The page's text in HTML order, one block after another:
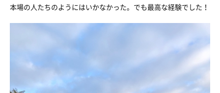
本場の人たちのようにはいかなかった。でも最高な経験でした！